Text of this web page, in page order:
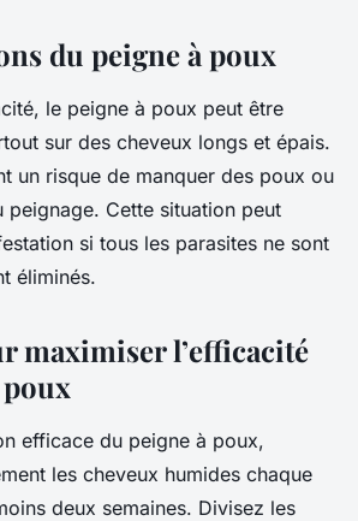
du peigne à poux
le peigne à poux peut être
sur des cheveux longs et épais.
un risque de manquer des poux ou
peignage. Cette situation peut
si tous les parasites ne sont
éliminés.
maximiser l’efficacité
efficace du peigne à poux,
les cheveux humides chaque
deux semaines. Divisez les